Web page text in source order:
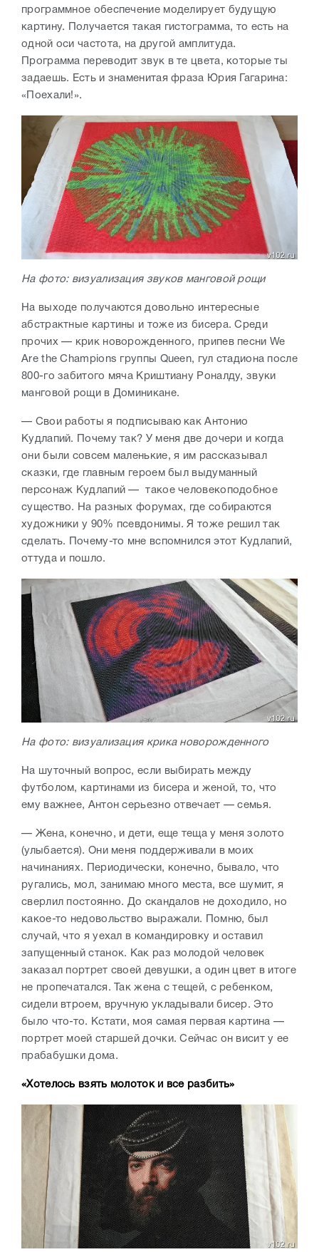
программное обеспечение моделирует будущую
картину. Получается такая гистограмма, то есть на
одной оси частота, на другой амплитуда.
Программа переводит звук в те цвета, которые ты
задаешь. Есть и знаменитая фраза Юрия Гагарина:
«Поехали!».
На фото: визуализация звуков манговой рощи
На выходе получаются довольно интересные
абстрактные картины и тоже из бисера. Среди
прочих — крик новорожденного, припев песни We
Are the Champions группы Queen, гул стадиона после
800-го забитого мяча Криштиану Роналду, звуки
манговой рощи в Доминикане.
— Свои работы я подписываю как Антонио
Кудлапий. Почему так? У меня две дочери и когда
они были совсем маленькие, я им рассказывал
сказки, где главным героем был выдуманный
персонаж Кудлапий — такое человекоподобное
существо. На разных форумах, где собираются
художники у 90% псевдонимы. Я тоже решил так
сделать. Почему-то мне вспомнился этот Кудлапий,
оттуда и пошло.
На фото: визуализация крика новорожденного
На шуточный вопрос, если выбирать между
футболом, картинами из бисера и женой, то, что
ему важнее, Антон серьезно отвечает — семья.
— Жена, конечно, и дети, еще теща у меня золото
(улыбается). Они меня поддерживали в моих
начинаниях. Периодически, конечно, бывало, что
ругались, мол, занимаю много места, все шумит, я
сверлил постоянно. До скандалов не доходило, но
какое-то недовольство выражали. Помню, был
случай, что я уехал в командировку и оставил
запущенный станок. Как раз молодой человек
заказал портрет своей девушки, а один цвет в итоге
не пропечатался. Так жена с тещей, с ребенком,
сидели втроем, вручную укладывали бисер. Это
было что-то. Кстати, моя самая первая картина —
портрет моей старшей дочки. Сейчас он висит у ее
прабабушки дома.
«Хотелось взять молоток и все разбить»